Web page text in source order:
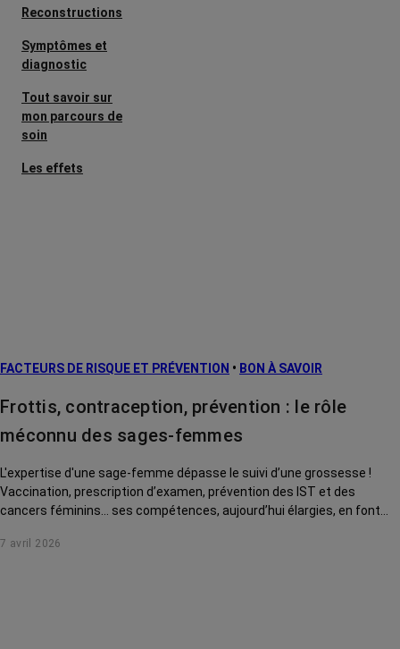
Reconstructions
Symptômes et
diagnostic
Tout savoir sur
mon parcours de
soin
Les effets
Traitements
La vie autour
FACTEURS DE RISQUE ET PRÉVENTION • BON À SAVOIR
Frottis, contraception, prévention : le rôle
méconnu des sages-femmes
L'expertise d'une sage-femme dépasse le suivi d’une grossesse !
Vaccination, prescription d’examen, prévention des IST et des
cancers féminins… ses compétences, aujourd’hui élargies, en font
7 avril 2026